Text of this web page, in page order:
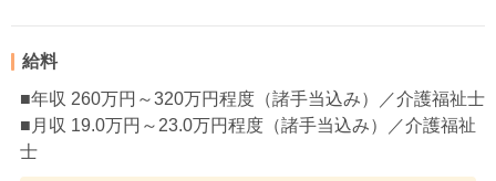
給料
■年収 260万円～320万円程度（諸手当込み）／介護福祉士
■月収 19.0万円～23.0万円程度（諸手当込み）／介護福祉
士